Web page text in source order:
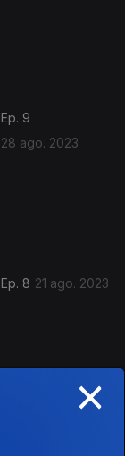
Ep. 9
28 ago. 2023
Ep. 8 21 ago. 2023
×